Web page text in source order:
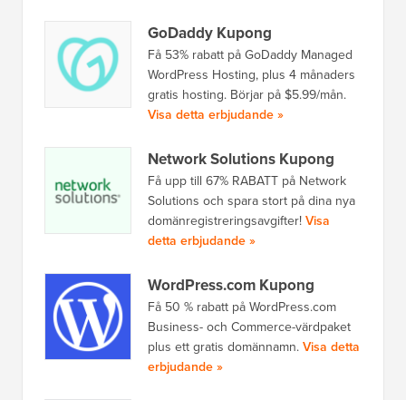
GoDaddy Kupong
Få 53% rabatt på GoDaddy Managed
WordPress Hosting, plus 4 månaders
gratis hosting. Börjar på $5.99/mån.
Visa detta erbjudande »
Network Solutions Kupong
Få upp till 67% RABATT på Network
Solutions och spara stort på dina nya
domänregistreringsavgifter!Visa
detta erbjudande »
WordPress.com Kupong
Få 50 % rabatt på WordPress.com
Business- och Commerce-värdpaket
plus ett gratis domännamn.Visa detta
erbjudande »